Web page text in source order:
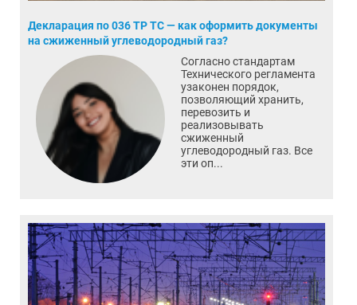
Декларация по 036 ТР ТС — как оформить документы
на сжиженный углеводородный газ?
Согласно стандартам
Технического регламента
узаконен порядок,
позволяющий хранить,
перевозить и
реализовывать
сжиженный
углеводородный газ. Все
эти оп...